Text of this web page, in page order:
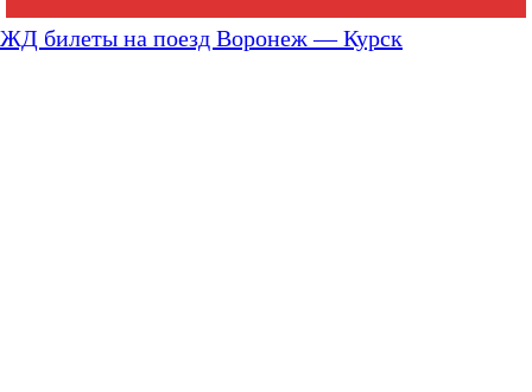
ЖД билеты на поезд Воронеж — Курск